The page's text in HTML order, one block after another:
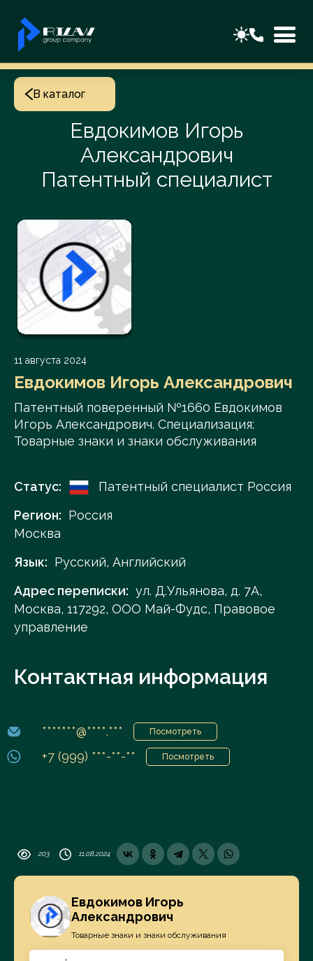
В каталог
Евдокимов Игорь
Александрович
Патентный специалист
11 августа 2024
Евдокимов Игорь Александрович
Патентный поверенный №1660 Евдокимов
Игорь Александрович. Специализация:
Товарные знаки и знаки обслуживания
Статус:
Патентный специалист Россия
Регион: Россия
Москва
Язык: Русский, Английский
Адрес переписки: ул. Д.Ульянова, д. 7А,
Москва, 117292, ООО Май-Фудс, Правовое
управление
Контактная информация
*******@****.*** Посмотреть
+7 (999) ***-**-** Посмотреть
203 11.08.2024
Евдокимов Игорь
Александрович
Товарные знаки и знаки обслуживания